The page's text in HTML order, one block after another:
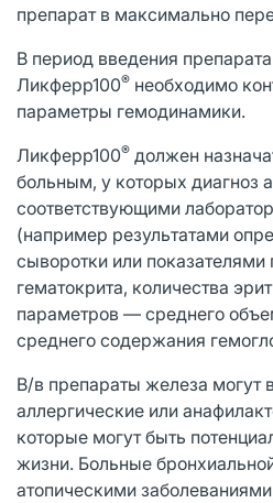
препарат в максимально
В период введения препарата
Ликферр100® необходимо
параметры гемодинамики.
Ликферр100® должен
больным, у которых диагноз
соответствующими
(например результатами
сыворотки или показателями
гематокрита, количества
параметров — среднего
среднего содержания
В/в препараты железа могут
аллергические или
которые могут быть
жизни. Больные
атопическими